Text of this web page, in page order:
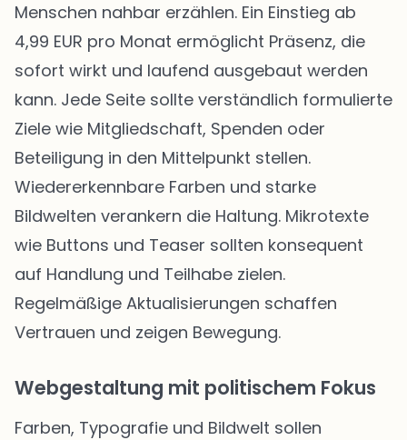
Menschen nahbar erzählen. Ein Einstieg ab
4,99 EUR pro Monat ermöglicht Präsenz, die
sofort wirkt und laufend ausgebaut werden
kann. Jede Seite sollte verständlich formulierte
Ziele wie Mitgliedschaft, Spenden oder
Beteiligung in den Mittelpunkt stellen.
Wiedererkennbare Farben und starke
Bildwelten verankern die Haltung. Mikrotexte
wie Buttons und Teaser sollten konsequent
auf Handlung und Teilhabe zielen.
Regelmäßige Aktualisierungen schaffen
Vertrauen und zeigen Bewegung.
Webgestaltung mit politischem Fokus
Farben, Typografie und Bildwelt sollen